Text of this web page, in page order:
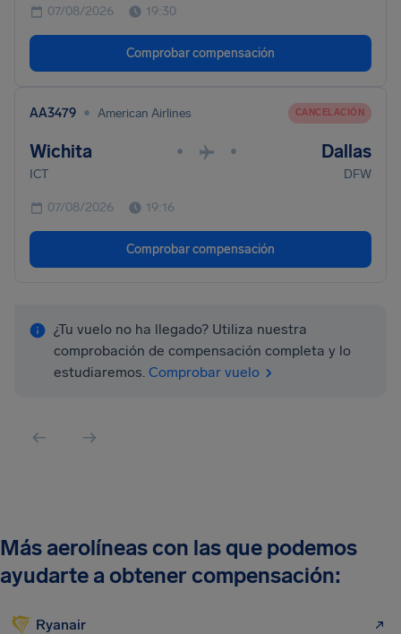
07/08/2026 19:30
Comprobar compensación
AA3479 • American Airlines CANCELACIÓN
Wichita • • Dallas
ICT DFW
07/08/2026 19:16
Comprobar compensación
¿Tu vuelo no ha llegado? Utiliza nuestra
comprobación de compensación completa y lo
estudiaremos. Comprobar vuelo
Más aerolíneas con las que podemos
ayudarte a obtener compensación:
Ryanair